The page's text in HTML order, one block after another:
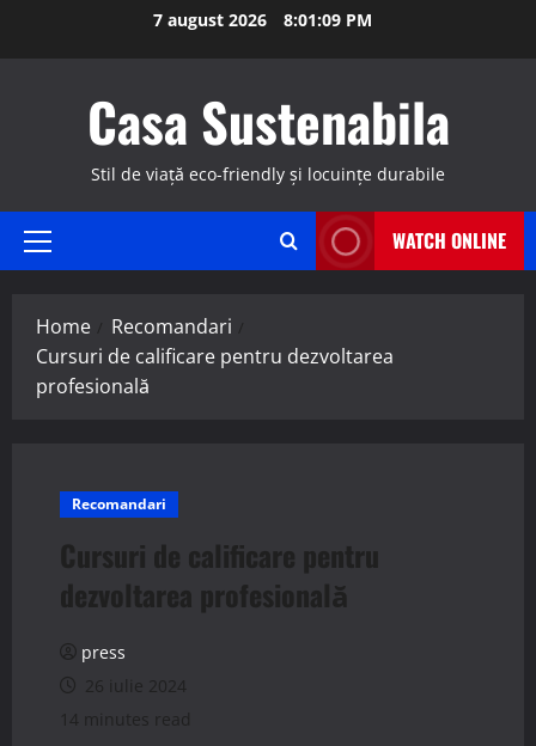
7 august 2026 8:01:10 PM
Casa Sustenabila
Stil de viață eco-friendly și locuințe durabile
Primary
WATCH ONLINE
Home
Recomandari
Cursuri de calificare pentru dezvoltarea
profesională
Recomandari
Cursuri de calificare pentru
dezvoltarea profesională
press
26 iulie 2024
14 minutes read